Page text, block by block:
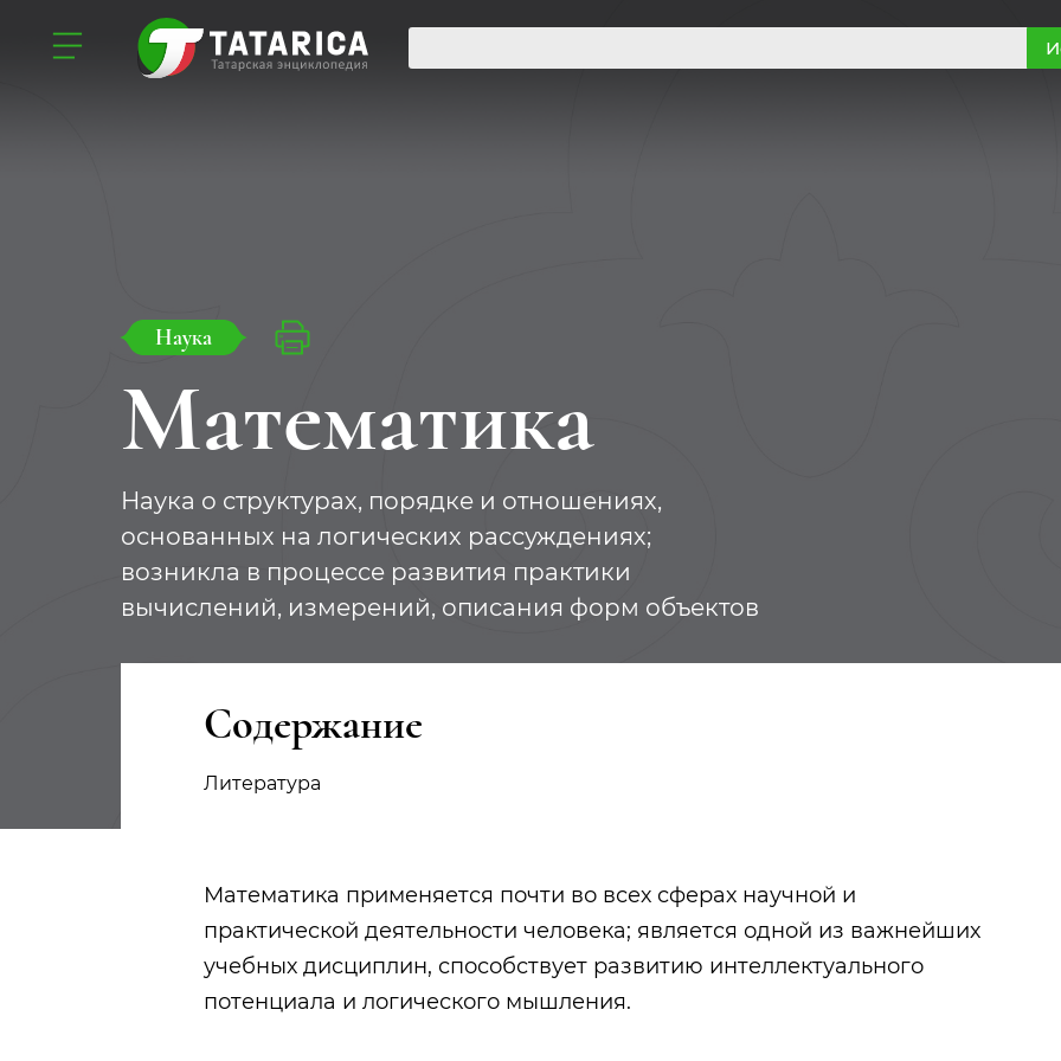
Наука
Математика
Наука о структурах, порядке и отношениях,
основанных на логических рассуждениях;
возникла в процессе развития практики
вычислений, измерений, описания форм объектов
Содержание
Литература
Математика применяется почти во всех сферах научной и
практической деятельности человека; является одной из важнейших
учебных дисциплин, способствует развитию интеллектуального
потенциала и логического мышления.
Хамза аль-Биразави Тукай Габдулла